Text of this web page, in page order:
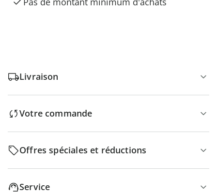
Livraison
Votre commande
Offres spéciales et réductions
Service